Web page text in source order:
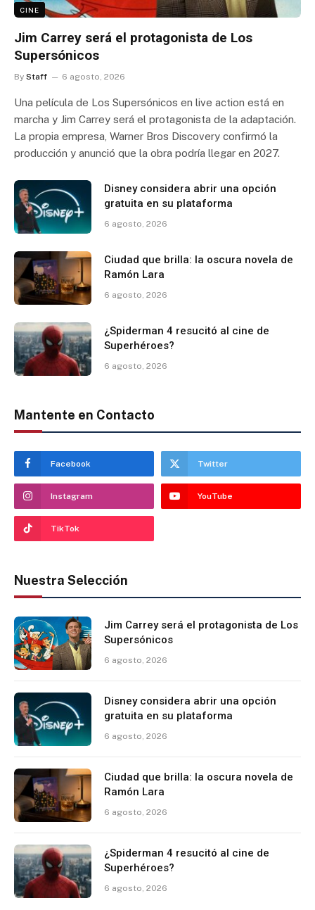
CINE
Jim Carrey será el protagonista de Los
Supersónicos
By Staff 6 agosto, 2026
Una película de Los Supersónicos en live action está en
marcha y Jim Carrey será el protagonista de la adaptación.
La propia empresa, Warner Bros Discovery confirmó la
producción y anunció que la obra podría llegar en 2027.
Disney considera abrir una opción
gratuita en su plataforma
6 agosto, 2026
Ciudad que brilla: la oscura novela de
Ramón Lara
6 agosto, 2026
¿Spiderman 4 resucitó al cine de
Superhéroes?
6 agosto, 2026
Mantente en Contacto
Facebook Twitter
Instagram YouTube
TikTok
Nuestra Selección
Jim Carrey será el protagonista de Los
Supersónicos
6 agosto, 2026
Disney considera abrir una opción
gratuita en su plataforma
6 agosto, 2026
Ciudad que brilla: la oscura novela de
Ramón Lara
6 agosto, 2026
¿Spiderman 4 resucitó al cine de
Superhéroes?
6 agosto, 2026